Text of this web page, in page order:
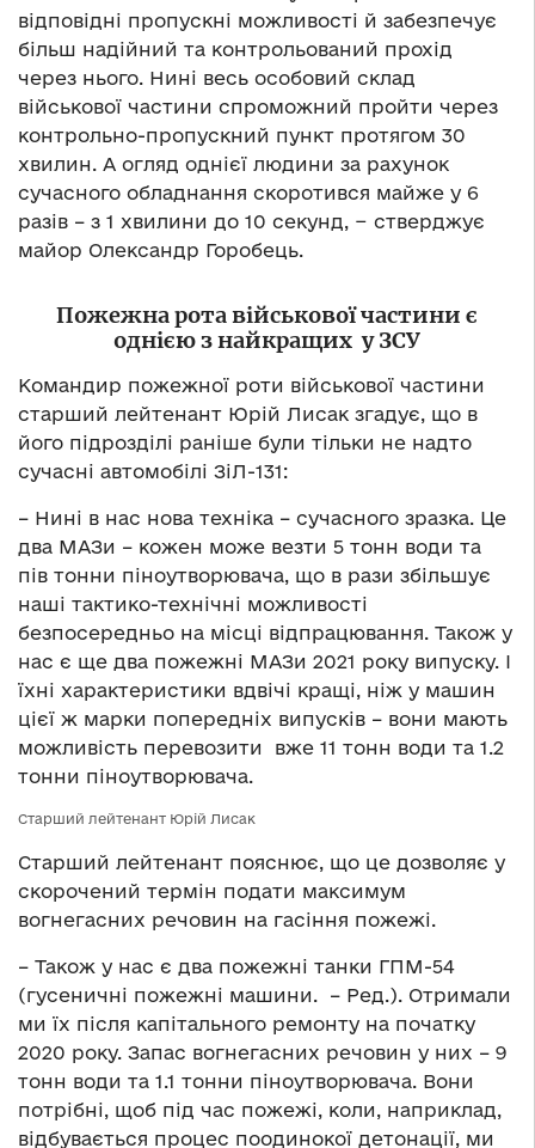
відповідні пропускні можливості й забезпечує
більш надійний та контрольований прохід
через нього. Нині весь особовий склад
військової частини спроможний пройти через
контрольно-пропускний пункт протягом 30
хвилин. А огляд однієї людини за рахунок
сучасного обладнання скоротився майже у 6
разів – з 1 хвилини до 10 секунд, − стверджує
майор Олександр Горобець.
Пожежна рота військової частини є
однією з найкращих у ЗСУ
Командир пожежної роти військової частини
старший лейтенант Юрій Лисак згадує, що в
його підрозділі раніше були тільки не надто
сучасні автомобілі ЗіЛ-131:
– Нині в нас нова техніка – сучасного зразка. Це
два МАЗи – кожен може везти 5 тонн води та
пів тонни піноутворювача, що в рази збільшує
наші тактико-технічні можливості
безпосередньо на місці відпрацювання. Також у
нас є ще два пожежні МАЗи 2021 року випуску. І
їхні характеристики вдвічі кращі, ніж у машин
цієї ж марки попередніх випусків – вони мають
можливість перевозити вже 11 тонн води та 1.2
тонни піноутворювача.
Старший лейтенант Юрій Лисак
Старший лейтенант пояснює, що це дозволяє у
скорочений термін подати максимум
вогнегасних речовин на гасіння пожежі.
– Також у нас є два пожежні танки ГПМ-54
(гусеничні пожежні машини. – Ред.). Отримали
ми їх після капітального ремонту на початку
2020 року. Запас вогнегасних речовин у них – 9
тонн води та 1.1 тонни піноутворювача. Вони
потрібні, щоб під час пожежі, коли, наприклад,
відбувається процес поодинокої детонації, ми